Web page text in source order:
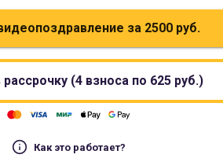
за 2500 руб.
рассрочку (4 взноса по 625 руб.)
Как это работает?